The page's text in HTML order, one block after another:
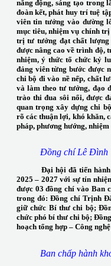
năng động, sáng tạo trong
đoàn kết, phát huy trí tuệ
viên tin tưởng vào đường
mục tiêu, nhiệm vụ chính
trị tư tưởng đạt chất lượng
được nâng cao về trình độ,
nhiệm, ý thức tổ chức kỷ
đảng viên từng bước được
chi bộ đi vào nề nếp, chất
và làm theo tư tưởng, đạo
trào thi đua sôi nổi, được
quan trọng xây dựng chi
rõ các thuận lợi, khó khăn,
pháp, phương hướng,
Đồng chí Lê Đình
Đại hội đã tiến hành
2025 – 2027 với sự tín
được 03 đồng chí vào Ban
trong đó: Đồng chí Trịnh
giữ chức Bí thư chi bộ;
chức phó bí thư chi bộ;
hoạch tổng hợp – Công
Ban chấp hành